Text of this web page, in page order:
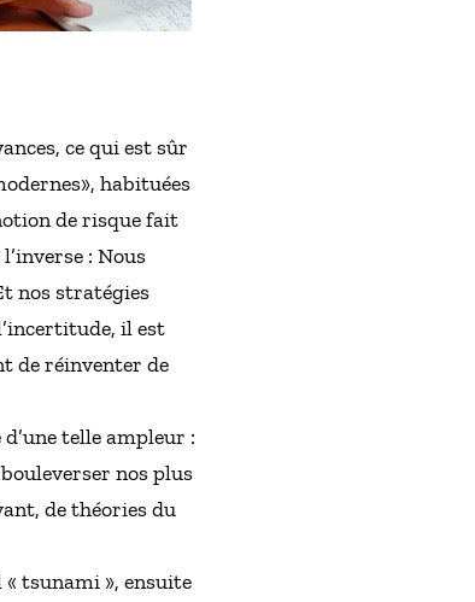
ce qui est sûr
habituées
de risque fait
: Nous
nos stratégies
il est
de réinventer de
telle ampleur :
nos plus
de théories du
tsunami », ensuite